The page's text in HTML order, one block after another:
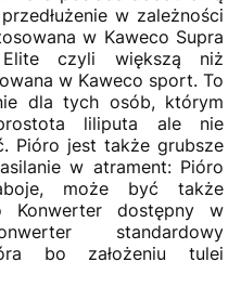
w zależności
w Kaweco Supra
czyli większą niż
w Kaweco sport. To
dla tych osób, którym
liliputa ale nie
Pióro jest także grubsze
w atrament: Pióro
może być także
Konwerter dostępny w
standardowy
bo założeniu tulei